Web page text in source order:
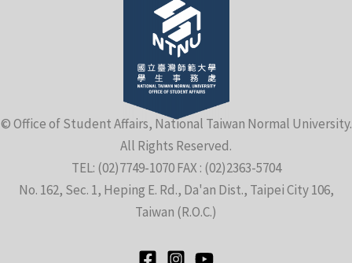
© Office of Student Affairs, National Taiwan Normal University.
All Rights Reserved.
TEL: (02)7749-1070 FAX : (02)2363-5704
No. 162, Sec. 1, Heping E. Rd., Da'an Dist., Taipei City 106,
Taiwan (R.O.C.)